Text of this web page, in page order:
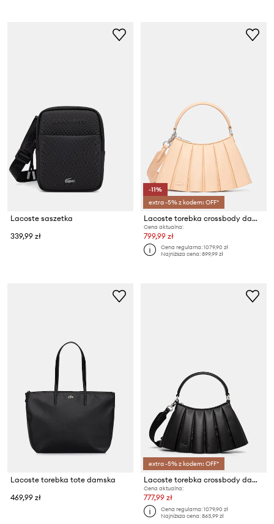
Lacoste saszetka
339,99 zł
-11%
extra -5% z kodem: OFF*
Lacoste torebka crossbody damska
Cena aktualna:
799,99 zł
Cena regularna:1079,90 zł
Najniższa cena:899,99 zł
Lacoste torebka tote damska
469,99 zł
extra -5% z kodem: OFF*
Lacoste torebka crossbody damska
Cena aktualna:
777,99 zł
Cena regularna:1079,90 zł
Najniższa cena:863,99 zł